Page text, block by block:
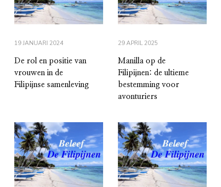
19 JANUARI 2024
De rol en positie van
vrouwen in de
Filipijnse samenleving
29 APRIL 2025
Manilla op de
Filipijnen: de ultieme
bestemming voor
avonturiers